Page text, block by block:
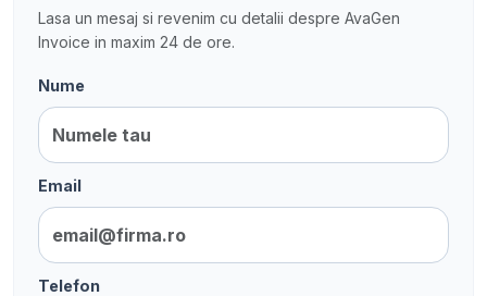
Lasa un mesaj si revenim cu detalii despre AvaGen
Invoice in maxim 24 de ore.
Nume
Email
Telefon